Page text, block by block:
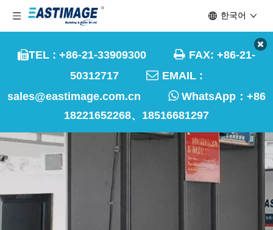
TEL : +86-21-33909300  FAX: +86-21-
50312717  EMAIL :
sales@eastimage.com.cn
WhatsApp： +86
18221652268、18516681297
한국어